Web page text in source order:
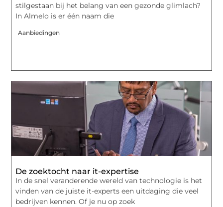
stilgestaan bij het belang van een gezonde glimlach?
In Almelo is er één naam die
Aanbiedingen
De zoektocht naar it-expertise
In de snel veranderende wereld van technologie is het
vinden van de juiste it-experts een uitdaging die veel
bedrijven kennen. Of je nu op zoek